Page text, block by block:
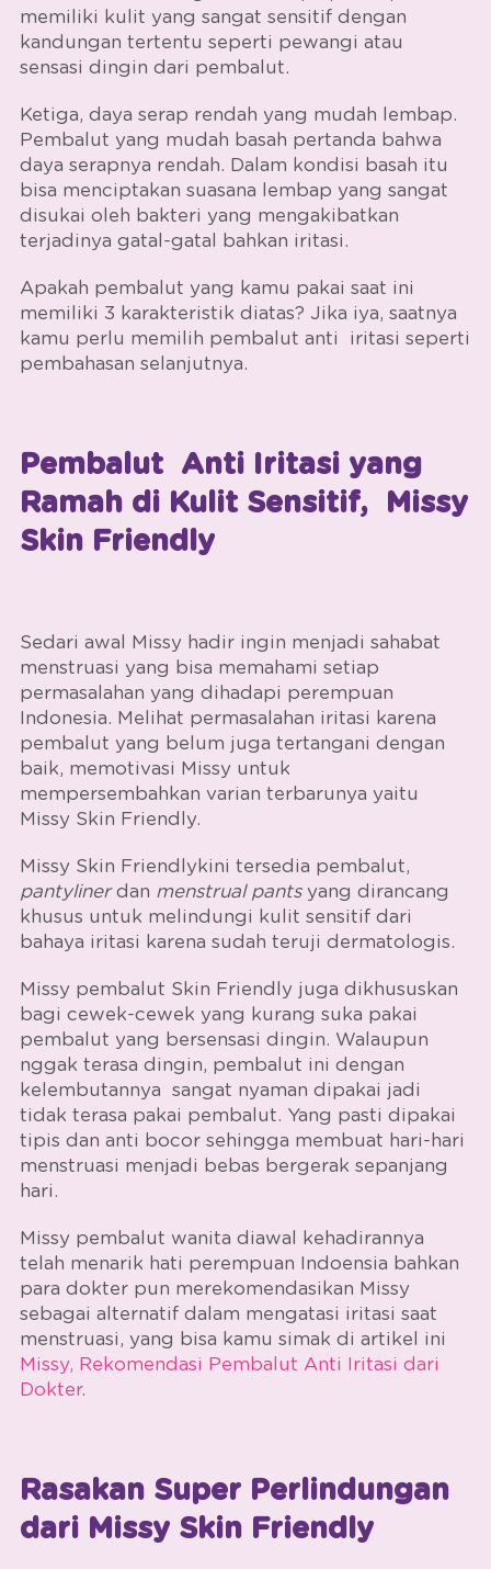
memiliki kulit yang sangat sensitif dengan
kandungan tertentu seperti pewangi atau
sensasi dingin dari pembalut.
Ketiga, daya serap rendah yang mudah lembap.
Pembalut yang mudah basah pertanda bahwa
daya serapnya rendah. Dalam kondisi basah itu
bisa menciptakan suasana lembap yang sangat
disukai oleh bakteri yang mengakibatkan
terjadinya gatal-gatal bahkan iritasi.
Apakah pembalut yang kamu pakai saat ini
memiliki 3 karakteristik diatas? Jika iya, saatnya
kamu perlu memilih pembalut anti iritasi seperti
pembahasan selanjutnya.
Pembalut Anti Iritasi yang
Ramah di Kulit Sensitif, Missy
Skin Friendly
Sedari awal Missy hadir ingin menjadi sahabat
menstruasi yang bisa memahami setiap
permasalahan yang dihadapi perempuan
Indonesia. Melihat permasalahan iritasi karena
pembalut yang belum juga tertangani dengan
baik, memotivasi Missy untuk
mempersembahkan varian terbarunya yaitu
Missy Skin Friendly.
Missy Skin Friendly kini tersedia pembalut,
pantylinerdan menstrual pantsyang dirancang
khusus untuk melindungi kulit sensitif dari
bahaya iritasi karena sudah teruji dermatologis.
Missy pembalut Skin Friendly juga dikhususkan
bagi cewek-cewek yang kurang suka pakai
pembalut yang bersensasi dingin. Walaupun
nggak terasa dingin, pembalut ini dengan
kelembutannya sangat nyaman dipakai jadi
tidak terasa pakai pembalut. Yang pasti dipakai
tipis dan anti bocor sehingga membuat hari-hari
menstruasi menjadi bebas bergerak sepanjang
hari.
Missy pembalut wanita diawal kehadirannya
telah menarik hati perempuan Indoensia bahkan
para dokter pun merekomendasikan Missy
sebagai alternatif dalam mengatasi iritasi saat
menstruasi, yang bisa kamu simak di artikel ini
Missy, Rekomendasi Pembalut Anti Iritasi dari
Dokter.
Rasakan Super Perlindungan
dari Missy Skin Friendly